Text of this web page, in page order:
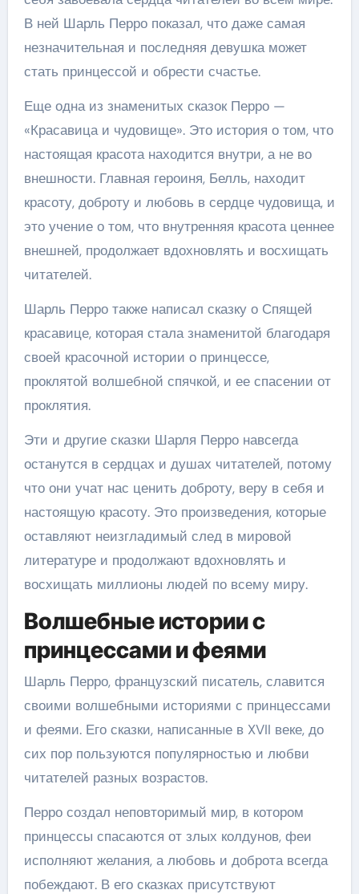
В ней Шарль Перро показал, что даже самая
незначительная и последняя девушка может
стать принцессой и обрести счастье.
Еще одна из знаменитых сказок Перро —
«Красавица и чудовище». Это история о том, что
настоящая красота находится внутри, а не во
внешности. Главная героиня, Белль, находит
красоту, доброту и любовь в сердце чудовища, и
это учение о том, что внутренняя красота ценнее
внешней, продолжает вдохновлять и восхищать
читателей.
Шарль Перро также написал сказку о Спящей
красавице, которая стала знаменитой благодаря
своей красочной истории о принцессе,
проклятой волшебной спячкой, и ее спасении от
проклятия.
Эти и другие сказки Шарля Перро навсегда
останутся в сердцах и душах читателей, потому
что они учат нас ценить доброту, веру в себя и
настоящую красоту. Это произведения, которые
оставляют неизгладимый след в мировой
литературе и продолжают вдохновлять и
восхищать миллионы людей по всему миру.
Волшебные истории с
принцессами и феями
Шарль Перро, французский писатель, славится
своими волшебными историями с принцессами
и феями. Его сказки, написанные в XVII веке, до
сих пор пользуются популярностью и любви
читателей разных возрастов.
Перро создал неповторимый мир, в котором
принцессы спасаются от злых колдунов, феи
исполняют желания, а любовь и доброта всегда
побеждают. В его сказках присутствуют